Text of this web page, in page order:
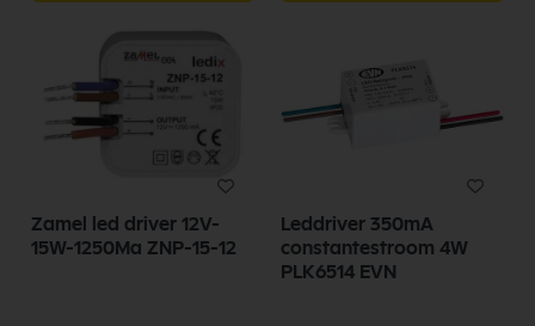
Zamel led driver 12V-
15W-1250Ma ZNP-15-12
Leddriver 350mA
constantestroom 4W
PLK6514 EVN